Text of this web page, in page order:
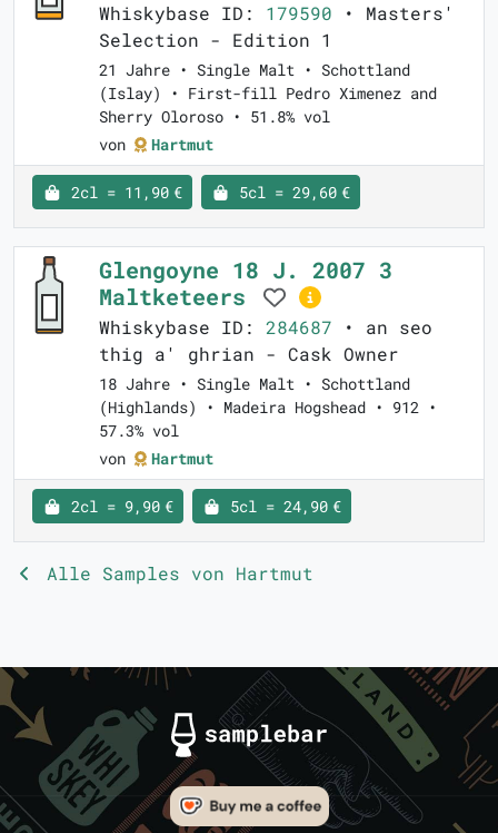
Whiskybase ID: 179590 • Masters'
Selection - Edition 1
21 Jahre • Single Malt • Schottland
(Islay) • First-fill Pedro Ximenez and
Sherry Oloroso • 51.8% vol
von
Hartmut
2cl = 11,90 € 5cl = 29,60 €
Glengoyne 18 J. 2007 3
Maltketeers
Whiskybase ID: 284687 • an seo
thig a' ghrian - Cask Owner
18 Jahre • Single Malt • Schottland
(Highlands) • Madeira Hogshead • 912 •
57.3% vol
von
Hartmut
2cl = 9,90 € 5cl = 24,90 €
Alle Samples von Hartmut